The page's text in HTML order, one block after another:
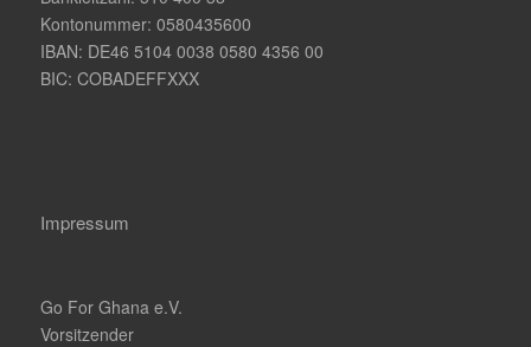
Kontonummer: 0580435600
IBAN: DE46 5104 0038 0580 4356 00
BIC: COBADEFFXXX
Impressum
Go For Ghana e.V.
Vorsitzender